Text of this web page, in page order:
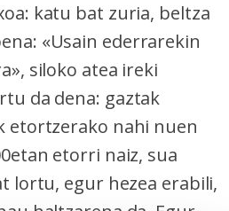
katu bat zuria, beltza
«Usain ederrarekin
siloko atea ireki
da dena: gaztak
etortzerako nahi nuen
etorri naiz, sua
lortu, egur hezea erabili,